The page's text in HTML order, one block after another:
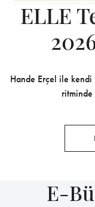
ELLE
Hande Erçel ile kendi
ritminde
E-